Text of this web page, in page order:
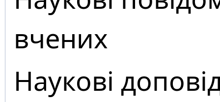
вчених
Наукові